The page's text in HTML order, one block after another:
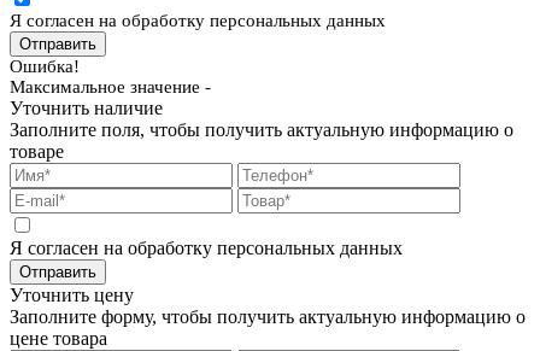
Я согласен на обработку персональных данных
Отправить
Ошибка!
Максимальное значение -
Уточнить наличие
Заполните поля, чтобы получить актуальную информацию о
товаре
Я согласен на обработку персональных данных
Отправить
Уточнить цену
Заполните форму, чтобы получить актуальную информацию о
цене товара